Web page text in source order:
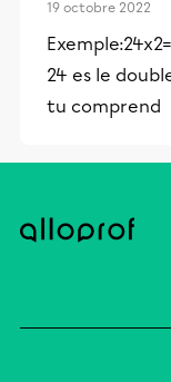
19 octobre 2022
24 es le
tu comprend